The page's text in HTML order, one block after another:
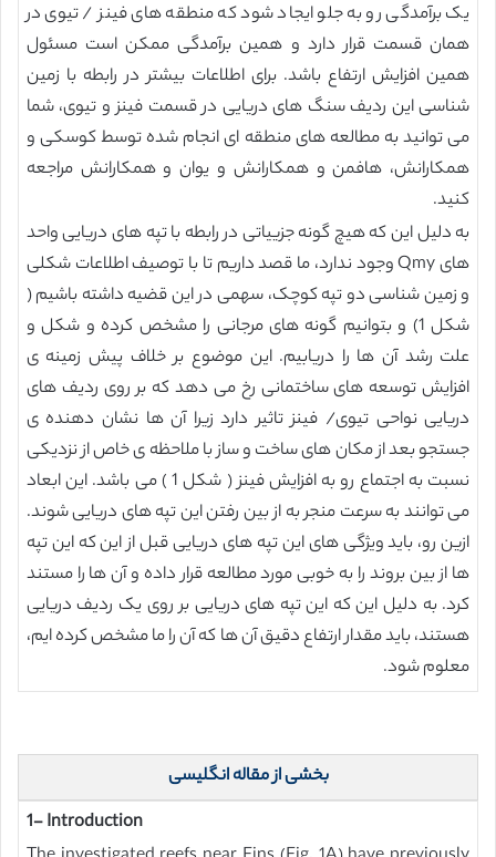
یک برآمدگی رو به جلو ایجاد شود که منطقه های فینز / تیوی در
همان قسمت قرار دارد و همین برآمدگی ممکن است مسئول
همین افزایش ارتفاع باشد. برای اطلاعات بیشتر در رابطه با زمین
شناسی این ردیف سنگ های دریایی در قسمت فینز و تیوی، شما
می توانید به مطالعه های منطقه ای انجام شده توسط کوسکی و
همکارانش، هافمن و همکارانش و یوان و همکارانش مراجعه
کنید.
به دلیل این که هیچ گونه جزییاتی در رابطه با تپه های دریایی واحد
های Qmy وجود ندارد، ما قصد داریم تا با توصیف اطلاعات شکلی
و زمین شناسی دو تپه کوچک، سهمی در این قضیه داشته باشیم (
شکل 1) و بتوانیم گونه های مرجانی را مشخص کرده و شکل و
علت رشد آن ها را دریابیم. این موضوع بر خلاف پیش زمینه ی
افزایش توسعه های ساختمانی رخ می دهد که بر روی ردیف های
دریایی نواحی تیوی/ فینز تاثیر دارد زیرا آن ها نشان دهنده ی
جستجو بعد از مکان های ساخت و ساز با ملاحظه ی خاص از نزدیکی
نسبت به اجتماع رو به افزایش فینز ( شکل 1 ) می باشد. این ابعاد
می توانند به سرعت منجر به از بین رفتن این تپه های دریایی شوند.
ازین رو، باید ویژگی های این تپه های دریایی قبل از این که این تپه
ها از بین بروند را به خوبی مورد مطالعه قرار داده و آن ها را مستند
کرد. به دلیل این که این تپه های دریایی بر روی یک ردیف دریایی
هستند، باید مقدار ارتفاع دقیق آن ها که آن را ما مشخص کرده ایم،
معلوم شود.
بخشی از مقاله انگلیسی
1- Introduction